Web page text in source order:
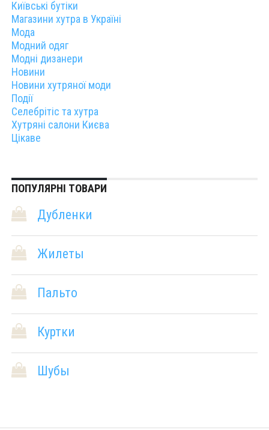
Київські бутіки
Магазини хутра в Україні
Мода
Модний одяг
Модні дизанери
Новини
Новини хутряної моди
Події
Селебрітіс та хутра
Хутряні салони Києва
Цікаве
ПОПУЛЯРНІ ТОВАРИ
Дубленки
Жилеты
Пальто
Куртки
Шубы